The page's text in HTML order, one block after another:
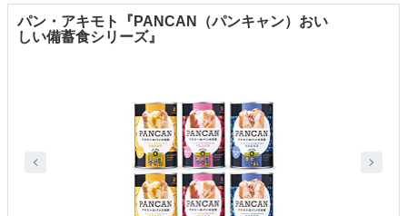
パン・アキモト『PANCAN（パンキャン）おい
しい備蓄食シリーズ』